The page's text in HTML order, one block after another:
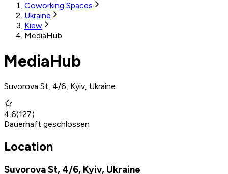
Coworking Spaces
Ukraine
Kiew
MediaHub
MediaHub
Suvorova St, 4/6, Kyiv, Ukraine
4.6(127)
Dauerhaft geschlossen
Location
Suvorova St, 4/6, Kyiv, Ukraine